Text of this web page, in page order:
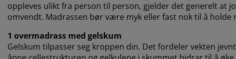
oppleves ulikt fra person til person, gjelder det generelt at
omvendt. Madrassen bør være myk eller fast nok til å holde
1 overmadrass med gelskum
Gelskum tilpasser seg kroppen din. Det fordeler vekten